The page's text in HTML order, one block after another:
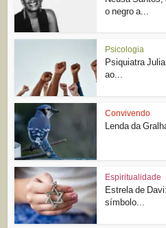
o negro a...
Psicologia
Psiquiatra
ao...
Convivendo
Lenda da
Espiritualidade
Estrela de
símbolo...